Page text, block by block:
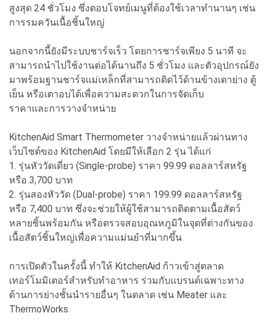
สูงสุด 24 ชั่วโมง ซึ่งตอบโจทย์เมนูที่ต้องใช้เวลาทำนานๆ เช่น
การรมควันเนื้อชิ้นใหญ่
นอกจากนี้ยังมีระบบชาร์จเร็ว โดยการชาร์จเพียง 5 นาที จะ
สามารถนำไปใช้งานต่อได้นานถึง 5 ชั่วโมง และตัวอุปกรณ์ยัง
มาพร้อมฐานชาร์จแม่เหล็กที่สามารถติดไว้ด้านข้างเตาย่าง ตู้
เย็น หรือเตาอบได้เพื่อความสะดวกในการจัดเก็บ
ราคาและการวางจำหน่าย
KitchenAid Smart Thermometer วางจำหน่ายแล้วผ่านทาง
เว็บไซต์ของ KitchenAid โดยมีให้เลือก 2 รุ่น ได้แก่
1. รุ่นหัววัดเดี่ยว (Single-probe) ราคา 99.99 ดอลลาร์สหรัฐ
หรือ 3,700 บาท
2. รุ่นสองหัววัด (Dual-probe) ราคา 199.99 ดอลลาร์สหรัฐ
หรือ 7,400 บาท ซึ่งจะช่วยให้ผู้ใช้สามารถติดตามเนื้อสัตว์
หลายชิ้นพร้อมกัน หรือตรวจสอบอุณหภูมิในจุดที่ต่างกันของ
เนื้อสัตว์ชิ้นใหญ่เพื่อความแม่นยำที่มากขึ้น
การเปิดตัวในครั้งนี้ ทำให้ KitchenAid ก้าวเข้าสู่ตลาด
เทอร์โมมิเตอร์สำหรับทำอาหาร ร่วมกับแบรนด์เฉพาะทาง
ด้านการย่างชั้นนำรายอื่นๆ ในตลาด เช่น Meater และ
ThermoWorks